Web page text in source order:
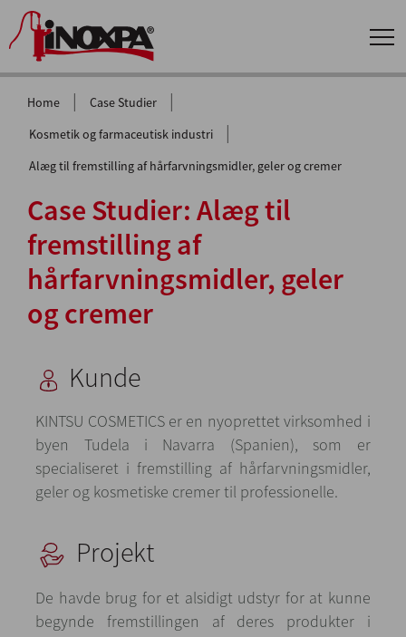
Home | Case Studier |
Kosmetik og farmaceutisk industri |
Alæg til fremstilling af hårfarvningsmidler, geler og cremer
Case Studier: Alæg til
fremstilling af
hårfarvningsmidler, geler
og cremer
Kunde
KINTSU COSMETICS er en nyoprettet virksomhed i
byen Tudela i Navarra (Spanien), som er
specialiseret i fremstilling af hårfarvningsmidler,
geler og kosmetiske cremer til professionelle.
Projekt
De havde brug for et alsidigt udstyr for at kunne
begynde fremstillingen af deres produkter i